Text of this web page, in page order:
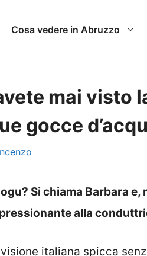
Cosa vedere in Abruzzo
mai visto
gocce
Si chiama Barbara
alla
italiana spicca